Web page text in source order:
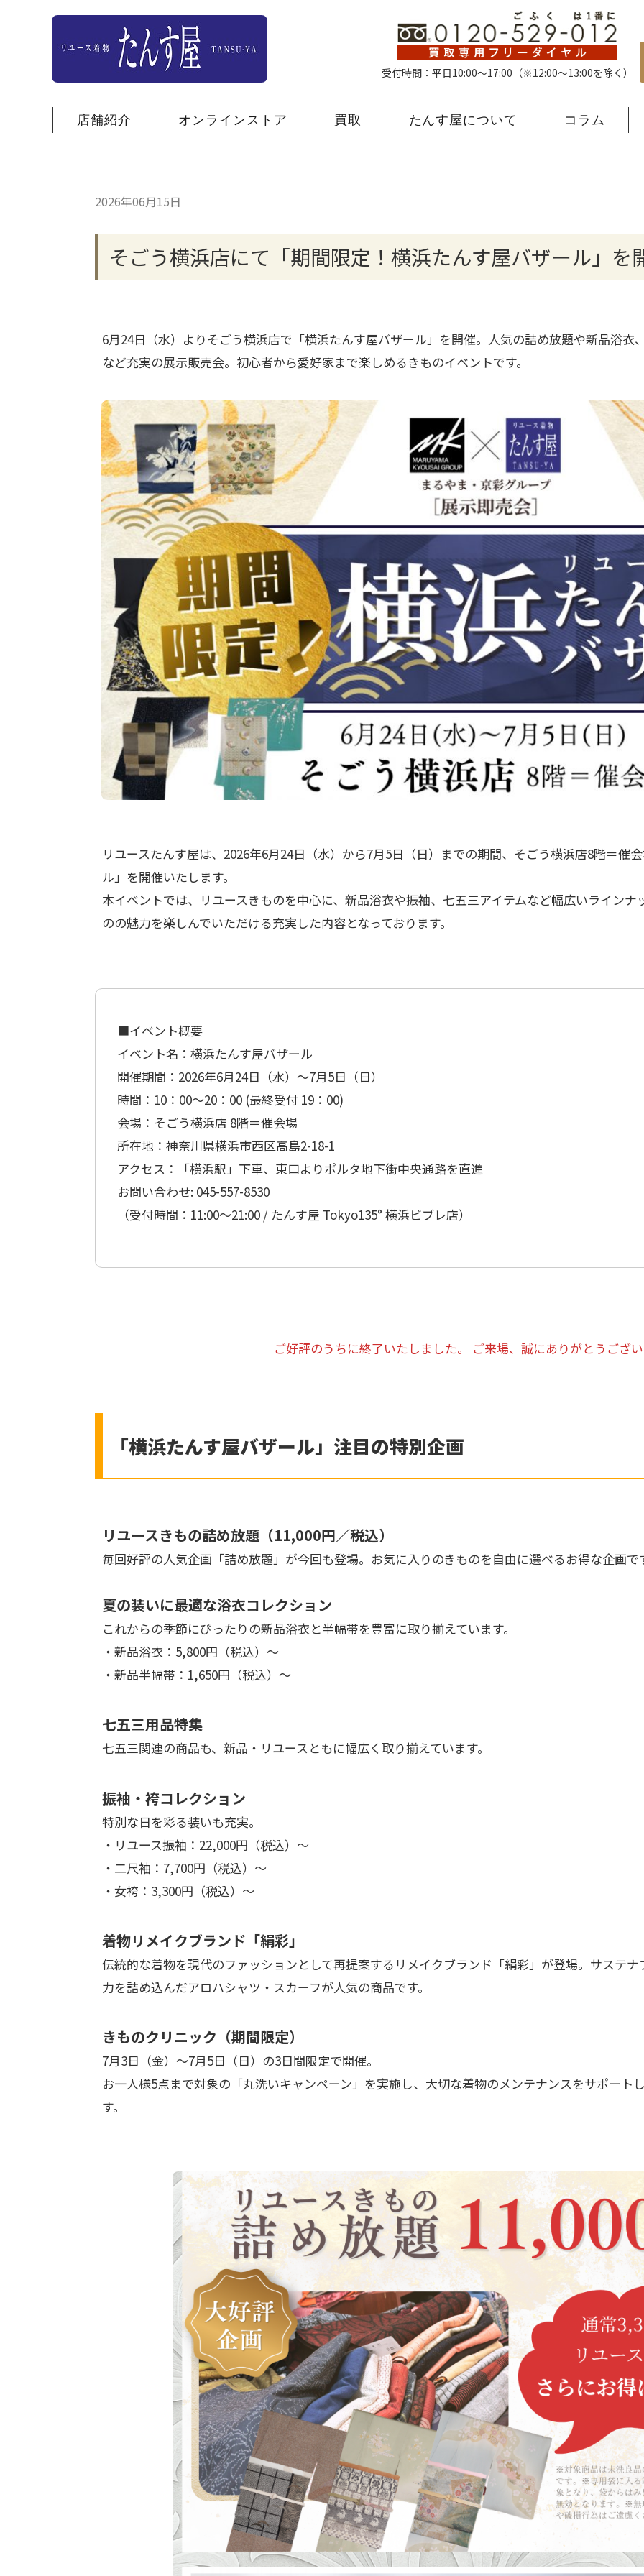
受付時間：平日10:00〜17:00 （※12:00〜13:00を除く）
店舗紹介 オンラインストア 買取 たんす屋について コラム
2026年06月15日
そごう横浜店にて「期間限定！横浜たんす屋バザール」を
6月24日（水）よりそごう横浜店で「横浜たんす屋バザール」を開催。人気の詰め放題や新品浴衣
など充実の展示販売会。初心者から愛好家まで楽しめるきものイベントです。
リユースたんす屋は、2026年6月24日（水）から7月5日（日）までの期間、そごう横浜店8階＝催
ル」を開催いたします。
本イベントでは、リユースきものを中心に、新品浴衣や振袖、七五三アイテムなど幅広いライン
のの魅力を楽しんでいただける充実した内容となっております。
■イベント概要
イベント名：横浜たんす屋バザール
開催期間：2026年6月24日（水）〜7月5日（日）
時間：10：00〜20：00 (最終受付 19：00)
会場：そごう横浜店 8階＝催会場
所在地：神奈川県横浜市西区高島2-18-1
アクセス：「横浜駅」下車、東口よりポルタ地下街中央通路を直進
お問い合わせ: 045-557-8530
（受付時間：11:00〜21:00 / たんす屋 Tokyo135° 横浜ビブレ店）
ご好評のうちに終了いたしました。 ご来場、誠にありがとうござい
「横浜たんす屋バザール」注目の特別企画
リユースきもの詰め放題（11,000円／税込）
毎回好評の人気企画「詰め放題」が今回も登場。お気に入りのきものを自由に選べるお得な企画で
夏の装いに最適な浴衣コレクション
これからの季節にぴったりの新品浴衣と半幅帯を豊富に取り揃えています。
・新品浴衣：5,800円（税込）〜
・新品半幅帯：1,650円（税込）〜
七五三用品特集
七五三関連の商品も、新品・リユースともに幅広く取り揃えています。
振袖・袴コレクション
特別な日を彩る装いも充実。
・リユース振袖：22,000円（税込）〜
・二尺袖：7,700円（税込）〜
・女袴：3,300円（税込）〜
着物リメイクブランド「絹彩」
伝統的な着物を現代のファッションとして再提案するリメイクブランド「絹彩」が登場。サステ
力を詰め込んだアロハシャツ・スカーフが人気の商品です。
きものクリニック（期間限定）
7月3日（金）〜7月5日（日）の3日間限定で開催。
お一人様5点まで対象の「丸洗いキャンペーン」を実施し、大切な着物のメンテナンスをサポート
す。